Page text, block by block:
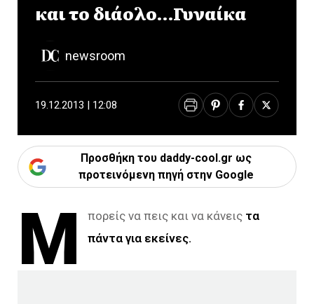
και το διάολο…Γυναίκα
newsroom
19.12.2013 | 12:08
Προσθήκη του daddy-cool.gr ως
προτεινόμενη πηγή στην Google
Μ πορείς να πεις και να κάνεις τα
πάντα για εκείνες.